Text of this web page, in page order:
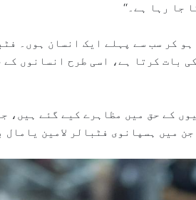
جا رہا ہے۔‘‘
ہو کر سب سے پہلے ایک انسان ہوں۔
بات کرتا ہے، اسی طرح انسانوں
کے حق میں مظاہرے کیے گئے ہیں،
میں ہسپانوی فٹبالر لامین یامال